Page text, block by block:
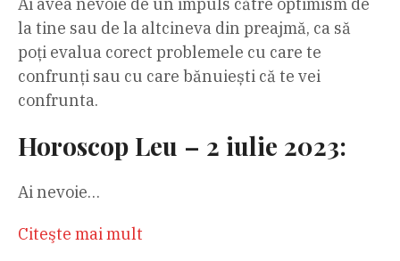
Ai avea nevoie de un impuls către optimism de
la tine sau de la altcineva din preajmă, ca să
poți evalua corect problemele cu care te
confrunți sau cu care bănuiești că te vei
confrunta.
Horoscop Leu – 2 iulie 2023:
Ai nevoie…
Citeşte mai mult